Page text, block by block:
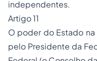
independentes.
Artigo 11
O poder do Estado na
pelo Presidente da